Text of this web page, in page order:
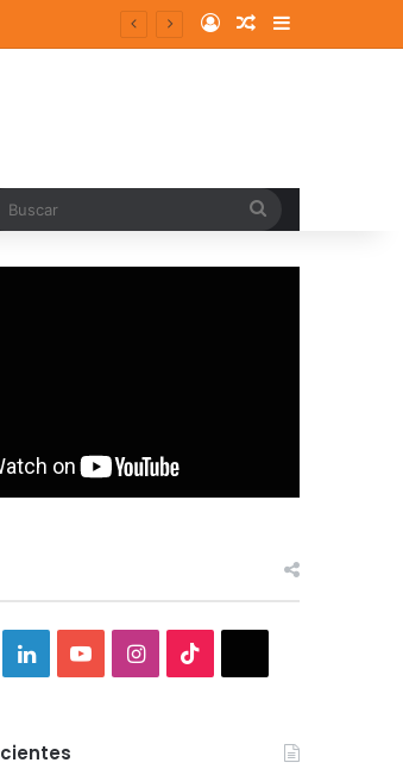
Log InRandom Article
Sidebar
LinkedInYouTubeInstagram